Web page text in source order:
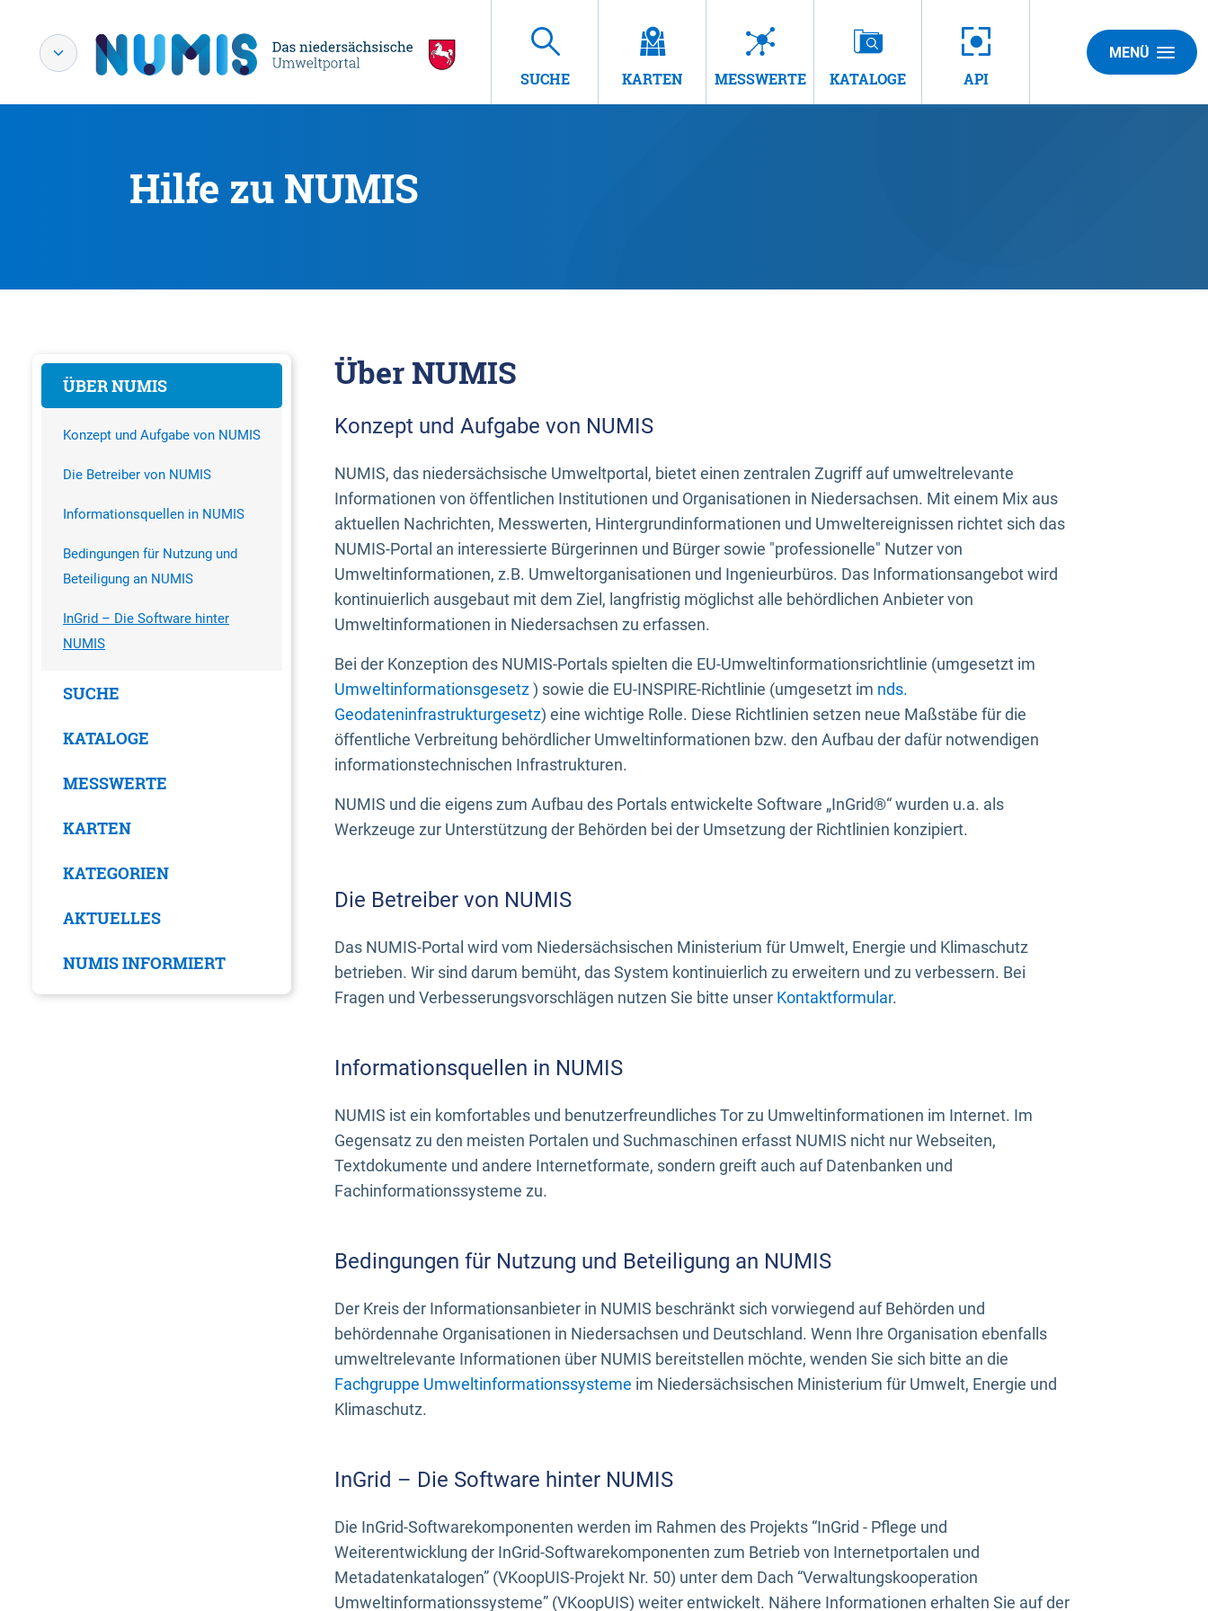
SUCHE KARTEN MESSWERTE KATALOGE API
MENÜ
Hilfe zu NUMIS
ÜBER NUMIS
Konzept und Aufgabe von NUMIS
Die Betreiber von NUMIS
Informationsquellen in NUMIS
Bedingungen für Nutzung und
Beteiligung an NUMIS
InGrid – Die Software hinter
NUMIS
SUCHE
KATALOGE
MESSWERTE
KARTEN
KATEGORIEN
AKTUELLES
NUMIS INFORMIERT
Über NUMIS
Konzept und Aufgabe von NUMIS
NUMIS, das niedersächsische Umweltportal, bietet einen zentralen Zugriff auf umweltrelevante
Informationen von öffentlichen Institutionen und Organisationen in Niedersachsen. Mit einem Mix aus
aktuellen Nachrichten, Messwerten, Hintergrundinformationen und Umweltereignissen richtet sich das
NUMIS-Portal an interessierte Bürgerinnen und Bürger sowie "professionelle" Nutzer von
Umweltinformationen, z.B. Umweltorganisationen und Ingenieurbüros. Das Informationsangebot wird
kontinuierlich ausgebaut mit dem Ziel, langfristig möglichst alle behördlichen Anbieter von
Umweltinformationen in Niedersachsen zu erfassen.
Bei der Konzeption des NUMIS-Portals spielten die EU-Umweltinformationsrichtlinie (umgesetzt im
Umweltinformationsgesetz) sowie die EU-INSPIRE-Richtlinie (umgesetzt im nds.
Geodateninfrastrukturgesetz) eine wichtige Rolle. Diese Richtlinien setzen neue Maßstäbe für die
öffentliche Verbreitung behördlicher Umweltinformationen bzw. den Aufbau der dafür notwendigen
informationstechnischen Infrastrukturen.
NUMIS und die eigens zum Aufbau des Portals entwickelte Software „InGrid®“ wurden u.a. als
Werkzeuge zur Unterstützung der Behörden bei der Umsetzung der Richtlinien konzipiert.
Die Betreiber von NUMIS
Das NUMIS-Portal wird vom Niedersächsischen Ministerium für Umwelt, Energie und Klimaschutz
betrieben. Wir sind darum bemüht, das System kontinuierlich zu erweitern und zu verbessern. Bei
Fragen und Verbesserungsvorschlägen nutzen Sie bitte unser Kontaktformular.
Informationsquellen in NUMIS
NUMIS ist ein komfortables und benutzerfreundliches Tor zu Umweltinformationen im Internet. Im
Gegensatz zu den meisten Portalen und Suchmaschinen erfasst NUMIS nicht nur Webseiten,
Textdokumente und andere Internetformate, sondern greift auch auf Datenbanken und
Fachinformationssysteme zu.
Bedingungen für Nutzung und Beteiligung an NUMIS
Der Kreis der Informationsanbieter in NUMIS beschränkt sich vorwiegend auf Behörden und
behördennahe Organisationen in Niedersachsen und Deutschland. Wenn Ihre Organisation ebenfalls
umweltrelevante Informationen über NUMIS bereitstellen möchte, wenden Sie sich bitte an die
Fachgruppe Umweltinformationssysteme im Niedersächsischen Ministerium für Umwelt, Energie und
Klimaschutz.
InGrid – Die Software hinter NUMIS
Die InGrid-Softwarekomponenten werden im Rahmen des Projekts “InGrid - Pflege und
Weiterentwicklung der InGrid-Softwarekomponenten zum Betrieb von Internetportalen und
Metadatenkatalogen” (VKoopUIS-Projekt Nr. 50) unter dem Dach “Verwaltungskooperation
Umweltinformationssysteme” (VKoopUIS) weiter entwickelt. Nähere Informationen erhalten Sie auf der